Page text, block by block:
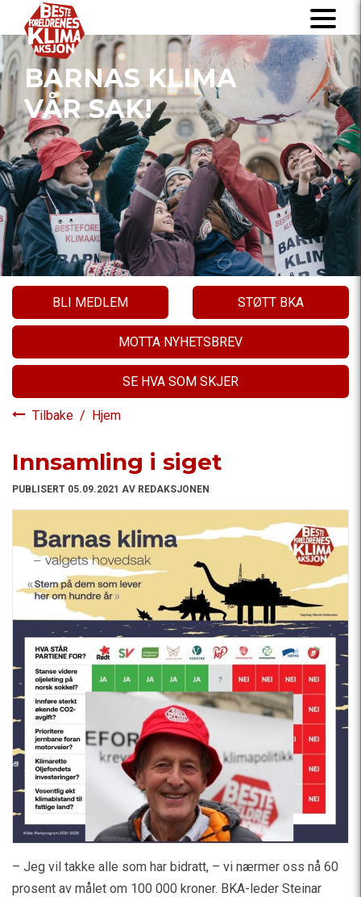
BARNAS KLIMA
VÅR SAK!
BLI MEDLEM STØTT BKA
MOTTA NYHETSBREV
SE HVA SOM SKJER
Tilbake / Hjem
Innsamling i siget
PUBLISERT 05.09.2021 AV REDAKSJONEN
– Jeg vil takke alle som har bidratt, – vi nærmer oss nå 60
prosent av målet om 100 000 kroner. BKA-leder Steinar